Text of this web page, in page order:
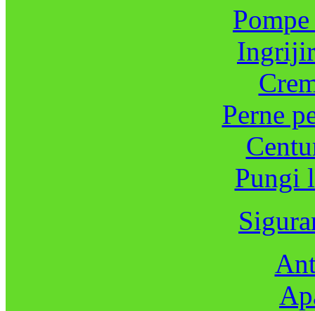
Perne
Pungi